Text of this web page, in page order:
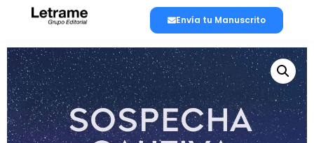
Envía tu Manuscrito